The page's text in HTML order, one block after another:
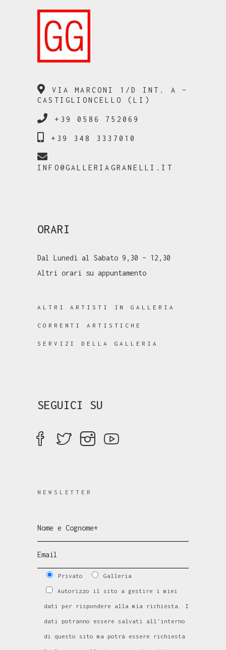
VIA MARCONI 1/D INT. A –
CASTIGLIONCELLO (LI)
+39 0586 752069
+39 348 3337010
INFO@GALLERIAGRANELLI.IT
ORARI
Dal Lunedì al Sabato 9,30 – 12,30
Altri orari su appuntamento
ALTRI ARTISTI IN GALLERIA
CORRENTI ARTISTICHE
SERVIZI DELLA GALLERIA
SEGUICI SU
NEWSLETTER
Privato Galleria
Autorizzo il sito a gestire i miei
dati per rispondere alla mia richiesta. I
dati potranno essere salvati all'interno
di questo sito ma potrà essere richiesta